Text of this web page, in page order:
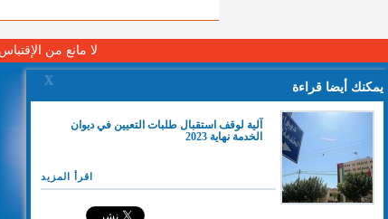
يمكنك أيضا قراءة
X
آلية لوقف استقبال طلبات التعيين في ديوان
الخدمة نهاية 2023
اقرأ المزيد
لا مانع من